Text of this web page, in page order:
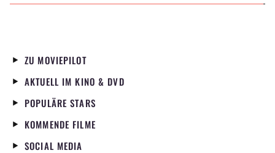
ZU MOVIEPILOT
AKTUELL IM KINO & DVD
POPULÄRE STARS
KOMMENDE FILME
SOCIAL MEDIA